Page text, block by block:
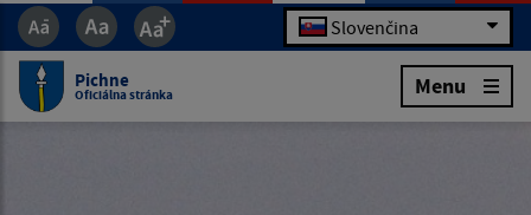
Slovenčina
Pichne
Oficiálna stránka Menu